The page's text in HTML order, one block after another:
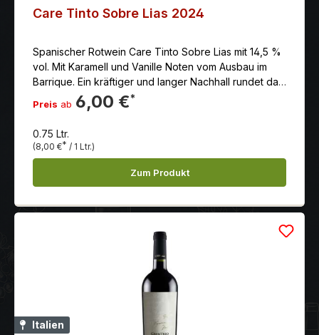
Care Tinto Sobre Lias 2024
Spanischer Rotwein Care Tinto Sobre Lias mit 14,5 %
vol. Mit Karamell und Vanille Noten vom Ausbau im
Barrique. Ein kräftiger und langer Nachhall rundet das
Ganze perfekt ab.
Preis ab 6,00 €*
0.75 Ltr.
(8,00 €* / 1 Ltr.)
Zum Produkt
Italien